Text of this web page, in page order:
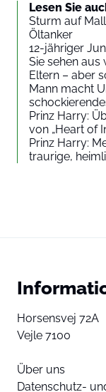
Lesen Sie
Sturm auf
Öltanker
12-jähriger
Sie sehen
Eltern – aber
Mann macht
Prinz Harry:
von „Heart of
Prinz Harry:
traurige,
Horsensvej 72A
Vejle 7100
Über uns
Datenschutz-